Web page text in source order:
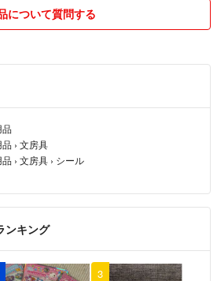
お願いします。
持ち程度しか出来ないのでご了承ください
メール便です。
た場合は責任を負いません。
包装させて頂いています。
ださい。
包を心掛けておりますので宜しくお願いし
について質問する
品
品 › 文房具
品 › 文房具 › シール
ンキング
3